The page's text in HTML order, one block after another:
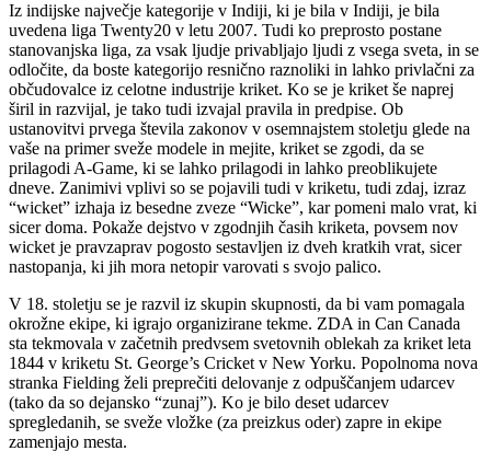
Iz indijske največje kategorije v Indiji, ki je bila v Indiji, je bila
uvedena liga Twenty20 v letu 2007. Tudi ko preprosto postane
stanovanjska liga, za vsak ljudje privabljajo ljudi z vsega sveta, in se
odločite, da boste kategorijo resnično raznoliki in lahko privlačni za
občudovalce iz celotne industrije kriket. Ko se je kriket še naprej
širil in razvijal, je tako tudi izvajal pravila in predpise. Ob
ustanovitvi prvega števila zakonov v osemnajstem stoletju glede na
vaše na primer sveže modele in mejite, kriket se zgodi, da se
prilagodi A-Game, ki se lahko prilagodi in lahko preoblikujete
dneve. Zanimivi vplivi so se pojavili tudi v kriketu, tudi zdaj, izraz
“wicket” izhaja iz besedne zveze “Wicke”, kar pomeni malo vrat, ki
sicer doma. Pokaže dejstvo v zgodnjih časih kriketa, povsem nov
wicket je pravzaprav pogosto sestavljen iz dveh kratkih vrat, sicer
nastopanja, ki jih mora netopir varovati s svojo palico.
V 18. stoletju se je razvil iz skupin skupnosti, da bi vam pomagala
okrožne ekipe, ki igrajo organizirane tekme. ZDA in Can Canada
sta tekmovala v začetnih predvsem svetovnih oblekah za kriket leta
1844 v kriketu St. George’s Cricket v New Yorku. Popolnoma nova
stranka Fielding želi preprečiti delovanje z odpuščanjem udarcev
(tako da so dejansko “zunaj”). Ko je bilo deset udarcev
spregledanih, se sveže vložke (za preizkus oder) zapre in ekipe
zamenjajo mesta.